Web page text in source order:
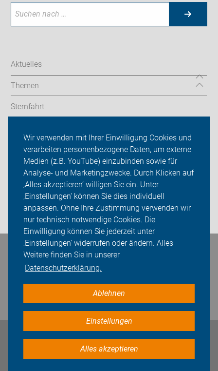
Wir verwenden mit Ihrer Einwilligung Cookies und
verarbeiten personenbezogene Daten, um externe
Medien (z.B. YouTube) einzubinden sowie für
Analyse- und Marketingzwecke. Durch Klicken auf
‚Alles akzeptieren‘ willigen Sie ein. Unter
‚Einstellungen‘ können Sie dies individuell
anpassen. Ohne Ihre Zustimmung verwenden wir
nur technisch notwendige Cookies. Die
Einwilligung können Sie jederzeit unter
‚Einstellungen‘ widerrufen oder ändern. Alles
Weitere finden Sie in unserer
Datenschutzerklärung.
Ablehnen
Einstellungen
Alles akzeptieren
Aktuelles
Themen
Sternfahrt
ADFC Berlin
Sei dabei
Presse
Bleiben Sie in Kontakt
Impressum Datenschutz Cookie-Einstellungen